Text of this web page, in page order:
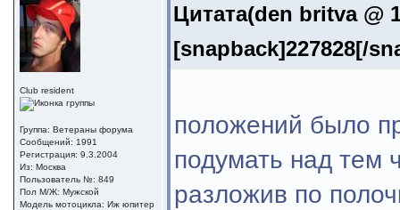
Club resident
Группа: Ветераны форума
Сообщений: 1991
Регистрация: 9.3.2004
Из: Москва
Пользователь №: 849
Пол М/Ж: Мужской
Модель мотоцикла: Иж юпитер
Цитата(den britva @
[snapback]227828[/
положений было
подумать над тем
разложив по